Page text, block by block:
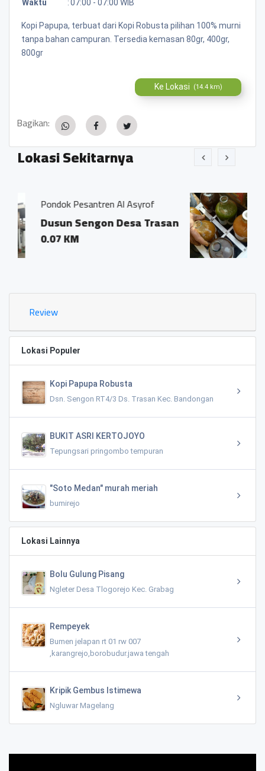
Waktu
:07:00 - 07:00 WIB
Kopi Papupa, terbuat dari Kopi Robusta pilihan 100% murni
tanpa bahan campuran. Tersedia kemasan 80gr, 400gr,
800gr
Ke Lokasi (14.4 km)
Bagikan:
Lokasi Sekitarnya
Al Asyrof
Desa Trasan
Jamu Tradisisional
Dsn. Sengon RT04/
Trasan Kec.
0.03 KM
Review
Lokasi Populer
Kopi Papupa Robusta
Dsn. Sengon RT4/3 Ds. Trasan Kec. Bandongan
BUKIT ASRI KERTOJOYO
Tepungsari pringombo tempuran
"Soto Medan" murah meriah
bumirejo
Lokasi Lainnya
Bolu Gulung Pisang
Ngleter Desa Tlogorejo Kec. Grabag
Rempeyek
Bumen jelapan rt 01 rw 007
,karangrejo,borobudur.jawa tengah
Kripik Gembus Istimewa
Ngluwar Magelang